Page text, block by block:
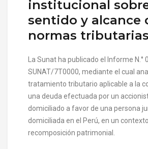
institucional
sentido y alcance
normas tributarias
La Sunat ha publicado el Informe N.°
SUNAT/7T0000, mediante el cual
tratamiento tributario aplicable a la
una deuda efectuada por un
domiciliado a favor de una persona
domiciliada en el Perú, en un
recomposición patrimonial.